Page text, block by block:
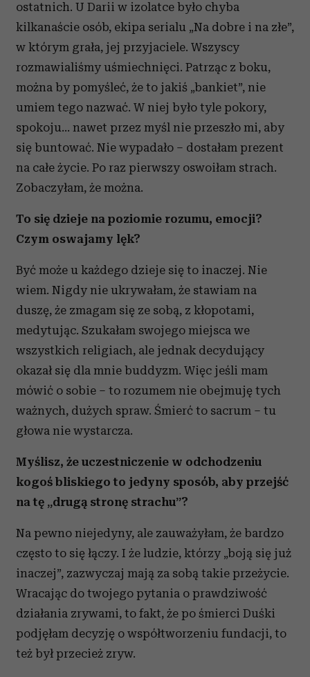
ostatnich. U Darii w izolatce było chyba
kilkanaście osób, ekipa serialu „Na dobre i na złe”,
w którym grała, jej przyjaciele. Wszyscy
rozmawialiśmy uśmiechnięci. Patrząc z boku,
można by pomyśleć, że to jakiś „bankiet”, nie
umiem tego nazwać. W niej było tyle pokory,
spokoju... nawet przez myśl nie przeszło mi, aby
się buntować. Nie wypadało – dostałam prezent
na całe życie. Po raz pierwszy oswoiłam strach.
Zobaczyłam, że można.
To się dzieje na poziomie rozumu, emocji?
Czym oswajamy lęk?
Być może u każdego dzieje się to inaczej. Nie
wiem. Nigdy nie ukrywałam, że stawiam na
duszę, że zmagam się ze sobą, z kłopotami,
medytując. Szukałam swojego miejsca we
wszystkich religiach, ale jednak decydujący
okazał się dla mnie buddyzm. Więc jeśli mam
mówić o sobie – to rozumem nie obejmuję tych
ważnych, dużych spraw. Śmierć to sacrum – tu
głowa nie wystarcza.
Myślisz, że uczestniczenie w odchodzeniu
kogoś bliskiego to jedyny sposób, aby przejść
na tę „drugą stronę strachu”?
Na pewno niejedyny, ale zauważyłam, że bardzo
często to się łączy. I że ludzie, którzy „boją się już
inaczej”, zazwyczaj mają za sobą takie przeżycie.
Wracając do twojego pytania o prawdziwość
działania zrywami, to fakt, że po śmierci Duśki
podjęłam decyzję o współtworzeniu fundacji, to
też był przecież zryw.